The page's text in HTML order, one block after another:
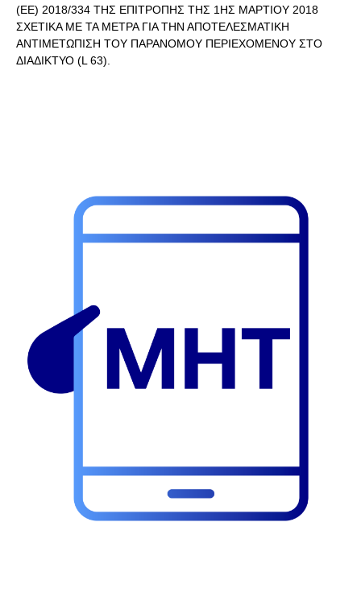
(ΕΕ) 2018/334 ΤΗΣ ΕΠΙΤΡΟΠΗΣ ΤΗΣ 1ΗΣ ΜΑΡΤΙΟΥ 2018
ΣΧΕΤΙΚΑ ΜΕ ΤΑ ΜΕΤΡΑ ΓΙΑ ΤΗΝ ΑΠΟΤΕΛΕΣΜΑΤΙΚΗ
ΑΝΤΙΜΕΤΩΠΙΣΗ ΤΟΥ ΠΑΡΑΝΟΜΟΥ ΠΕΡΙΕΧΟΜΕΝΟΥ ΣΤΟ
ΔΙΑΔΙΚΤΥΟ (L 63).